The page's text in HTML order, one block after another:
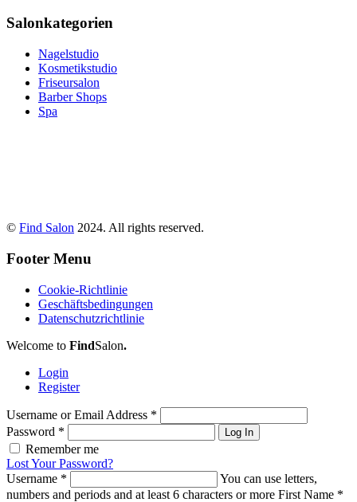
Salonkategorien
Nagelstudio
Kosmetikstudio
Friseursalon
Barber Shops
Spa
© Find Salon 2024. All rights reserved.
Footer Menu
Cookie-Richtlinie
Geschäftsbedingungen
Datenschutzrichtlinie
Welcome to FindSalon.
Login
Register
Username or Email Address *
Password * Log In
Remember me
Lost Your Password?
Username *
You can use letters,
numbers and periods and at least 6 characters or more First Name *